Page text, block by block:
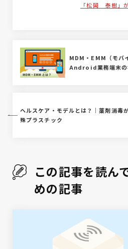
「松岡 泰樹」
MDM・EMM（モバ
Android業務端末の
ヘルスケア・モデルとは？｜薬剤消毒
殊プラスチック
この記事を読ん
めの記事